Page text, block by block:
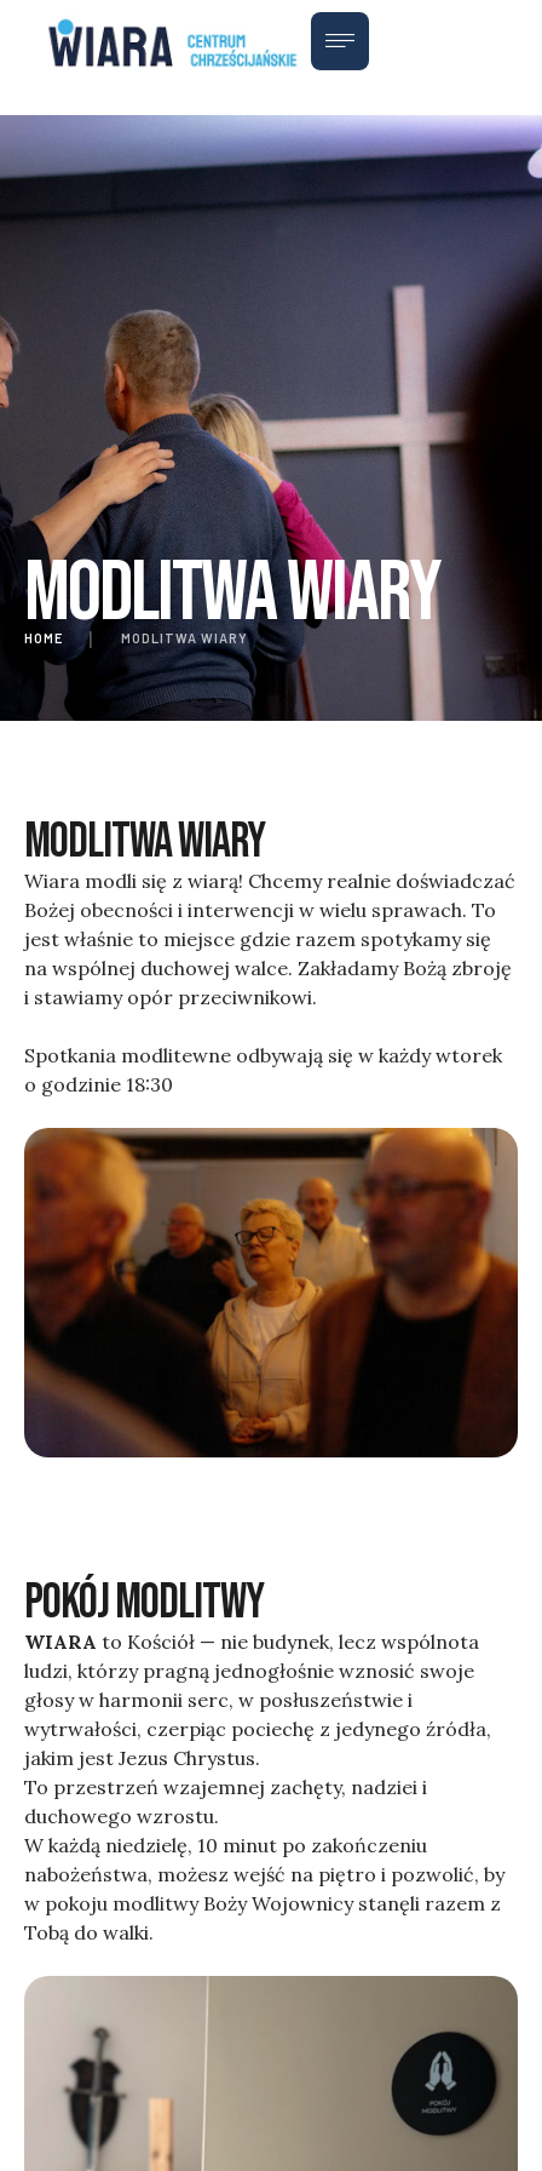
Modlitwa wiary
HOME │ MODLITWA WIARY
modlitwa wiary
Wiara modli się z wiarą! Chcemy realnie doświadczać
Bożej obecności i interwencji w wielu sprawach. To
jest właśnie to miejsce gdzie razem spotykamy się
na wspólnej duchowej walce. Zakładamy Bożą zbroję
i stawiamy opór przeciwnikowi.
Spotkania modlitewne odbywają się w każdy wtorek
o godzinie 18:30
POKÓJ MODLITWY
WIARA to Kościół — nie budynek, lecz wspólnota
ludzi, którzy pragną jednogłośnie wznosić swoje
głosy w harmonii serc, w posłuszeństwie i
wytrwałości, czerpiąc pociechę z jedynego źródła,
jakim jest Jezus Chrystus.
To przestrzeń wzajemnej zachęty, nadziei i
duchowego wzrostu.
W każdą niedzielę, 10 minut po zakończeniu
nabożeństwa, możesz wejść na piętro i pozwolić, by
w pokoju modlitwy Boży Wojownicy stanęli razem z
Tobą do walki.